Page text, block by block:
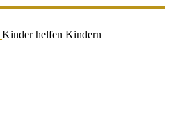
Kinder helfen Kindern